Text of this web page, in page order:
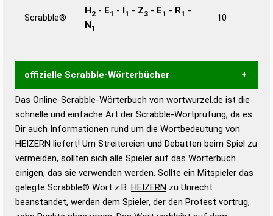
Scrabble®
H2 - E1 - I1 - Z3 - E1 - R1 -
N1
10
offizielle Scrabble-Wörterbücher
Wortwurzel liefert mit Hilfe eines semantischen
Wortanalyse-Algorithmus gute Anhaltspunkte zu
Wortbedeutung, Worttrennung und Wortform, um die
Gültigkeit eines Wortes für das Scrabble-Spiel zu
bestimmen!
zugelassene Turnier Scrabble-
Wörterbücher sind:
Duden – Standardwerk in 12 Bänden
Das Online-Scrabble-Wörterbuch von wortwurzel.de ist die
schnelle und einfache Art der Scrabble-Wortprüfung, da es
Dir auch Informationen rund um die Wortbedeutung von
HEIZERN liefert! Um Streitereien und Debatten beim Spiel zu
vermeiden, sollten sich alle Spieler auf das Wörterbuch
einigen, das sie verwenden werden. Sollte ein Mitspieler das
gelegte Scrabble® Wort z.B. HEIZERN zu Unrecht
beanstandet, werden dem Spieler, der den Protest vortrug,